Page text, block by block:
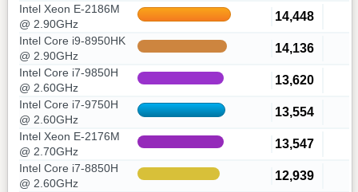
Intel Xeon E-2186M
@ 2.90GHz
14,448
Intel Core i9-8950HK
@ 2.90GHz
14,136
Intel Core i7-9850H
@ 2.60GHz
13,620
Intel Core i7-9750H
@ 2.60GHz
13,554
Intel Xeon E-2176M
@ 2.70GHz
13,547
Intel Core i7-8850H
@ 2.60GHz
12,939